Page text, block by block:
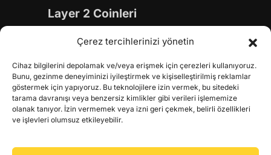
Çerez tercihlerinizi yönetin
Cihaz bilgilerini depolamak ve/veya erişmek için çerezleri kullanıyoruz.
Bunu, gezinme deneyiminizi iyileştirmek ve kişiselleştirilmiş reklamlar
göstermek için yapıyoruz. Bu teknolojilere izin vermek, bu sitedeki
tarama davranışı veya benzersiz kimlikler gibi verileri işlememize
olanak tanıyor. İzin vermemek veya izni geri çekmek, belirli özellikleri
ve işlevleri olumsuz etkileyebilir.
Layer 2 Coinleri
Yapay Zeka (AI) Coinleri
Gaming Coinleri
RWA Coinleri
DeFi Coinleri
DePIN Coinleri